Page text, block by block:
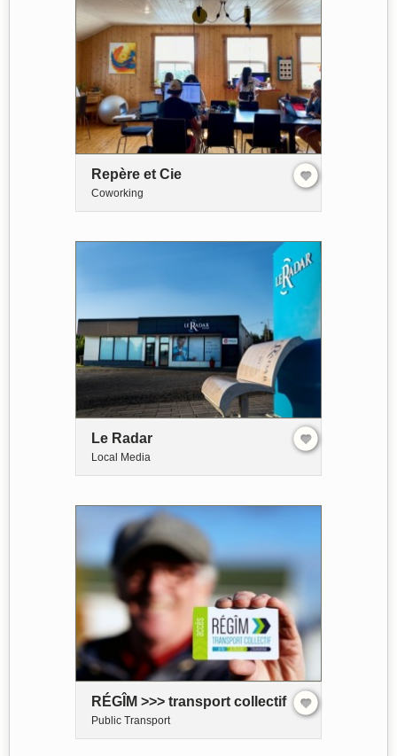
Repère et Cie
Coworking
Le Radar
Local Media
RÉGÎM >>> transport collectif
Public Transport